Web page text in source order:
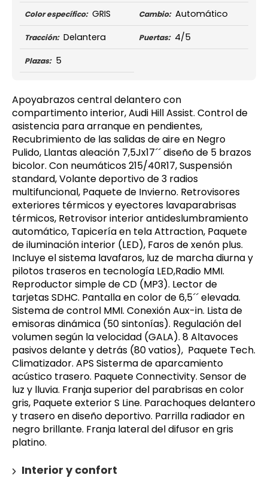
Color específico: GRIS Cambio: Automático
Tracción: Delantera Puertas: 4/5
Plazas: 5
Apoyabrazos central delantero con
compartimento interior, Audi Hill Assist. Control de
asistencia para arranque en pendientes,
Recubrimiento de las salidas de aire en Negro
Pulido, Llantas aleación 7,5Jx17´´ diseño de 5 brazos
bicolor. Con neumáticos 215/40R17, Suspensión
standard, Volante deportivo de 3 radios
multifuncional, Paquete de Invierno. Retrovisores
exteriores térmicos y eyectores lavaparabrisas
térmicos, Retrovisor interior antideslumbramiento
automático, Tapicería en tela Attraction, Paquete
de iluminación interior (LED), Faros de xenón plus.
Incluye el sistema lavafaros, luz de marcha diurna y
pilotos traseros en tecnología LED,Radio MMI.
Reproductor simple de CD (MP3). Lector de
tarjetas SDHC. Pantalla en color de 6,5´´ elevada.
Sistema de control MMI. Conexión Aux-in. Lista de
emisoras dinámica (50 sintonías). Regulación del
volumen según la velocidad (GALA). 8 Altavoces
pasivos delante y detrás (80 vatios), Paquete Tech.
Climatizador. APS Sisterma de aparcamiento
acústico trasero. Paquete Connectivity. Sensor de
luz y lluvia. Franja superior del parabrisas en color
gris, Paquete exterior S Line. Parachoques delantero
y trasero en diseño deportivo. Parrilla radiador en
negro brillante. Franja lateral del difusor en gris
platino.
Interior y confort